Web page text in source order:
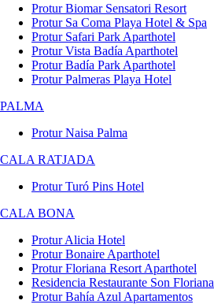
Protur Biomar Sensatori Resort
Protur Sa Coma Playa Hotel & Spa
Protur Safari Park Aparthotel
Protur Vista Badía Aparthotel
Protur Badía Park Aparthotel
Protur Palmeras Playa Hotel
PALMA
Protur Naisa Palma
CALA RATJADA
Protur Turó Pins Hotel
CALA BONA
Protur Alicia Hotel
Protur Bonaire Aparthotel
Protur Floriana Resort Aparthotel
Residencia Restaurante Son Floriana
Protur Bahía Azul Apartamentos